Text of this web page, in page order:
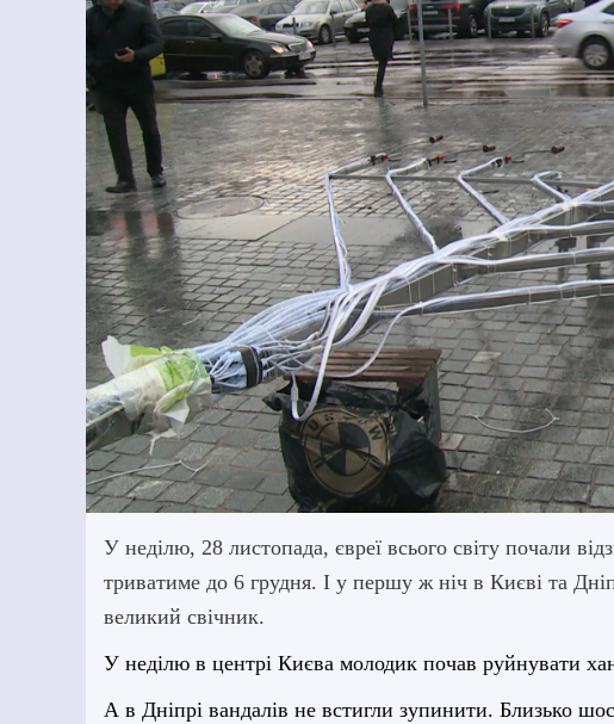
У неділю, 28 листопада, євреї всього світу почали
триватиме до 6 грудня. І у першу ж ніч в Києві та
великий свічник.
У неділю в центрі Києва молодик почав руйнувати
А в Дніпрі вандалів не встигли зупинити. Близько